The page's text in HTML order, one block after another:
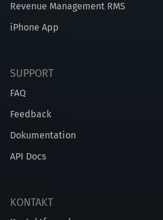
Revenue Management RMS
iPhone App
SUPPORT
FAQ
Feedback
Dokumentation
API Docs
KONTAKT